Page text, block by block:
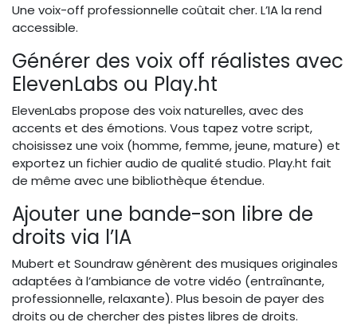
Une voix-off professionnelle coûtait cher. L’IA la rend
accessible.
Générer des voix off réalistes avec
ElevenLabs ou Play.ht
ElevenLabs propose des voix naturelles, avec des
accents et des émotions. Vous tapez votre script,
choisissez une voix (homme, femme, jeune, mature) et
exportez un fichier audio de qualité studio. Play.ht fait
de même avec une bibliothèque étendue.
Ajouter une bande-son libre de
droits via l’IA
Mubert et Soundraw génèrent des musiques originales
adaptées à l’ambiance de votre vidéo (entraînante,
professionnelle, relaxante). Plus besoin de payer des
droits ou de chercher des pistes libres de droits.